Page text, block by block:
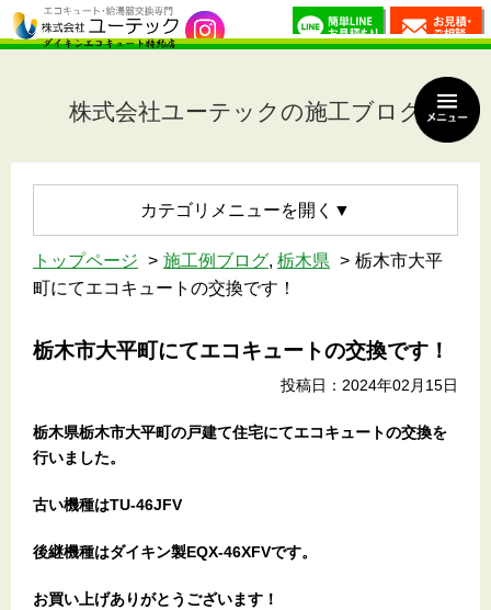
株式会社ユーテックの施工ブログ
カテゴリメニュー
トップページ 施工例ブログ, 栃木県
栃木市大平
町にてエコキュートの交換です！
栃木市大平町にてエコキュートの交換です！
投稿日：2024年02月15日
栃木県栃木市大平町の戸建て住宅にてエコキュートの交換を
行いました。
古い機種はTU-46JFV
後継機種はダイキン製EQX-46XFVです。
お買い上げありがとうございます！